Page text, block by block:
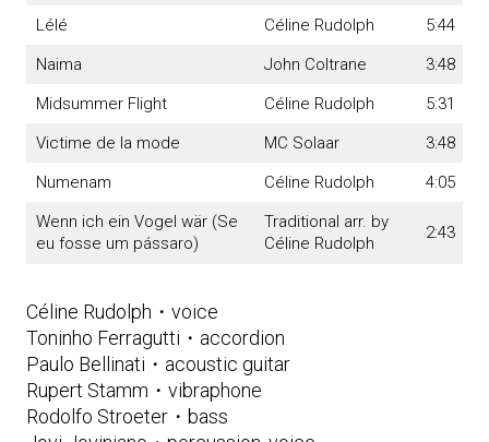
Lélé Céline Rudolph
5:44
Naima
John Coltrane
3:48
Midsummer Flight
Céline Rudolph
5:31
Victime de la mode
MC Solaar
3:48
Numenam
Céline Rudolph
4:05
Wenn ich ein Vogel wär (Se
eu fosse um pássaro)
Traditional arr. by
Céline Rudolph
2:43
Céline Rudolph・voice
Toninho Ferragutti・accordion
Paulo Bellinati・acoustic guitar
Rupert Stamm・vibraphone
Rodolfo Stroeter・bass